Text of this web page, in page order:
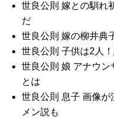
世良公則 嫁との馴れ
だ
世良公則 嫁の柳井典
世良公則 子供は2人
世良公則 娘 アナウン
とは
世良公則 息子 画像
メン説も